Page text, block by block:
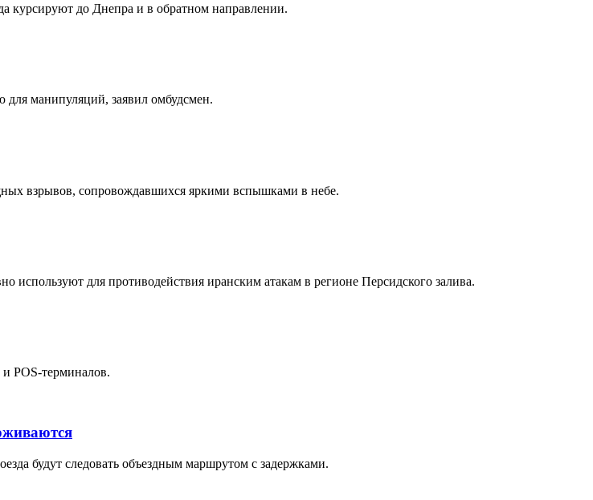
курсируют до Днепра и в обратном направлении.
для манипуляций, заявил омбудсмен.
взрывов, сопровождавшихся яркими вспышками в небе.
для противодействия иранским атакам в регионе Персидского залива.
POS-терминалов.
будут следовать объездным маршрутом с задержками.